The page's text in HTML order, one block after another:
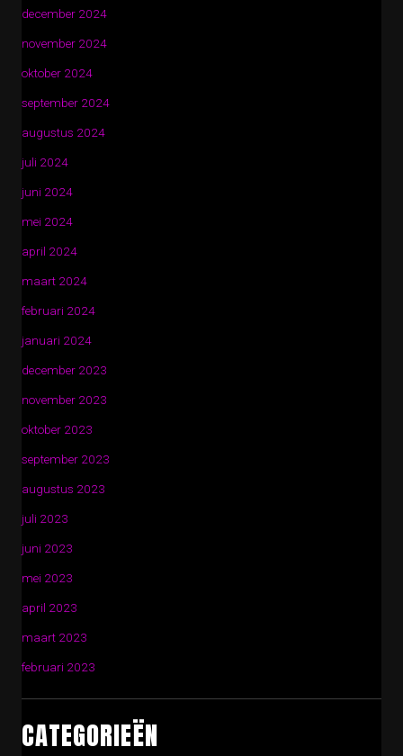
december 2024
november 2024
oktober 2024
september 2024
augustus 2024
juli 2024
juni 2024
mei 2024
april 2024
maart 2024
februari 2024
januari 2024
december 2023
november 2023
oktober 2023
september 2023
augustus 2023
juli 2023
juni 2023
mei 2023
april 2023
maart 2023
februari 2023
CATEGORIEËN